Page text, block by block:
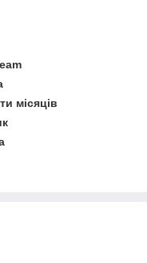
місяців